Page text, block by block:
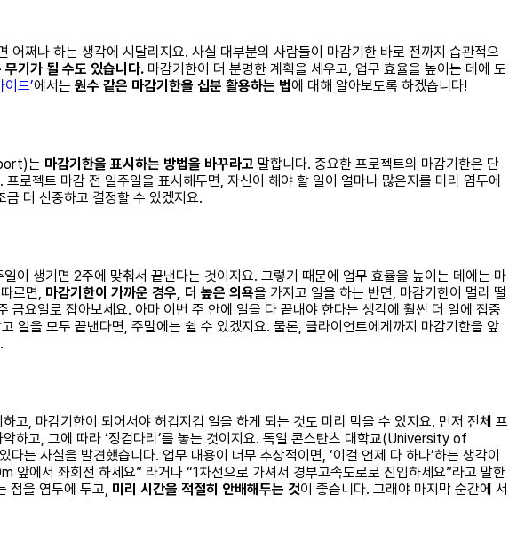
쩌나 하는 생각에 시달리지요. 사실 대부분의 사람들이 마감기한 바로 전까지 습관적으
기가 될 수도 있습니다. 마감기한이 더 분명한 계획을 세우고, 업무 효율을 높이는 데에 도
이드’에서는 원수 같은 마감기한을 십분 활용하는 법에 대해 알아보도록 하겠습니다!
는 마감기한을 표시하는 방법을 바꾸라고 말합니다. 중요한 프로젝트의 마감기한은 단
프로젝트 마감 전 일주일을 표시해두면, 자신이 해야 할 일이 얼마나 많은지를 미리 염두에
더 신중하고 결정할 수 있겠지요.
이 생기면 2주에 맞춰서 끝낸다는 것이지요. 그렇기 때문에 업무 효율을 높이는 데에는 마
르면, 마감기한이 가까운 경우, 더 높은 의욕을 가지고 일을 하는 반면, 마감기한이 멀리 떨
요일로 잡아보세요. 아마 이번 주 안에 일을 다 끝내야 한다는 생각에 훨씬 더 일에 집중
일을 모두 끝낸다면, 주말에는 쉴 수 있겠지요. 물론, 클라이언트에게까지 마감기한을 앞
고, 마감기한이 되어서야 허겁지겁 일을 하게 되는 것도 미리 막을 수 있지요. 먼저 전체 프
하고, 그에 따라 ‘징검다리’를 놓는 것이지요. 독일 콘스탄츠 대학교(University of
다는 사실을 발견했습니다. 업무 내용이 너무 추상적이면, ‘이걸 언제 다 하나’하는 생각이
에서 좌회전 하세요” 라거나 “1차선으로 가셔서 경부고속도로로 진입하세요”라고 말한
점을 염두에 두고, 미리 시간을 적절히 안배해두는 것이 좋습니다. 그래야 마지막 순간에 서